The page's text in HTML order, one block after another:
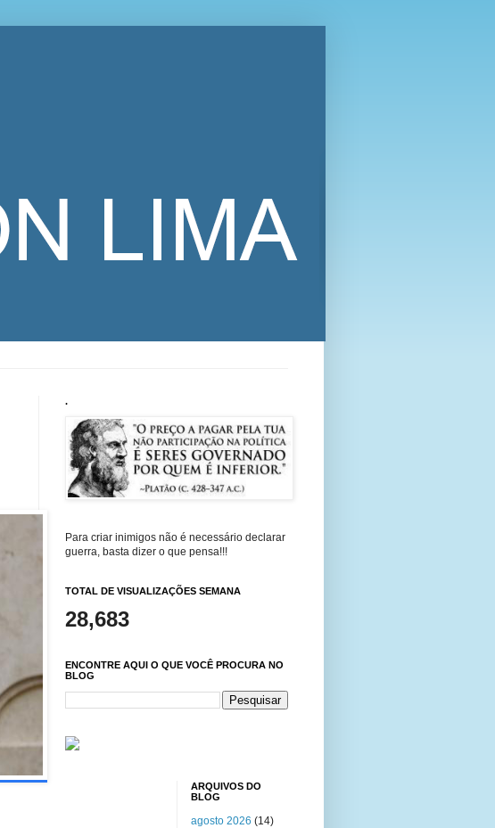
.
Para criar inimigos não é necessário declarar
guerra, basta dizer o que pensa!!!
TOTAL DE VISUALIZAÇÕES SEMANA
28,683
ENCONTRE AQUI O QUE VOCÊ PROCURA NO
BLOG
ARQUIVOS DO
BLOG
agosto 2026 (14)